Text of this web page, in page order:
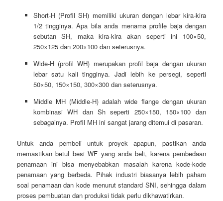
Short-H (Profil SH) memiliki ukuran dengan lebar kira-kira
1/2 tingginya. Apa bila anda menama profile baja dengan
sebutan SH, maka kira-kira akan seperti ini 100×50,
250×125 dan 200×100 dan seterusnya.
Wide-H (profil WH) merupakan profil baja dengan ukuran
lebar satu kali tingginya. Jadi lebih ke persegi, seperti
50×50, 150×150, 300×300 dan seterusnya.
Middle MH (Middle-H) adalah wide flange dengan ukuran
kombinasi WH dan Sh seperti 250×150, 150×100 dan
sebagainya. Profil MH ini sangat jarang ditemui di pasaran.
Untuk anda pembeli untuk proyek apapun, pastikan anda
memastikan betul besi WF yang anda beli, karena pembedaan
penamaan ini bisa menyebabkan masalah karena kode-kode
penamaan yang berbeda. Pihak industri biasanya lebih paham
soal penamaan dan kode menurut standard SNI, sehingga dalam
proses pembuatan dan produksi tidak perlu dikhawatirkan.